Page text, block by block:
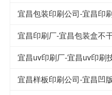
宜昌包装印刷公司-宜昌印
宜昌印刷厂-宜昌包装盒不
宜昌uv印刷厂-宜昌uv印刷
宜昌样板印刷公司-宜昌凹